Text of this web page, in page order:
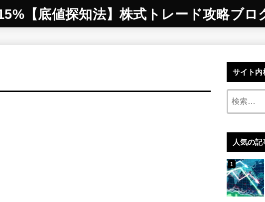
【底値探知法】株式トレード攻略ブロ
サイト内
人気の記